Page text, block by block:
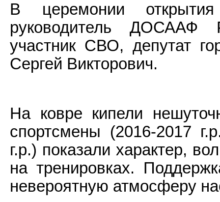
В церемонии
руководитель ДОСААФ
участник СВО, депутат
Сергей Викторович.
На ковре кипели
спортсмены (2016-2017
г.р.) показали характер,
на тренировках.
невероятную атмосферу